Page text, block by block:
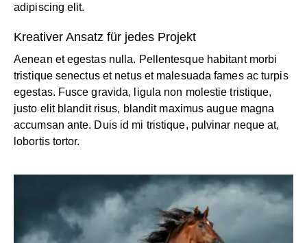
adipiscing elit.
Kreativer Ansatz für jedes Projekt
Aenean et egestas nulla. Pellentesque habitant morbi
tristique senectus et netus et malesuada fames ac turpis
egestas. Fusce gravida, ligula non molestie tristique,
justo elit blandit risus, blandit maximus augue magna
accumsan ante. Duis id mi tristique, pulvinar neque at,
lobortis tortor.